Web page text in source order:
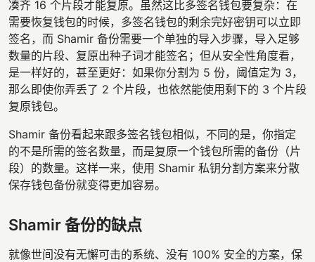
凑齐 16 个片段才能复原。虽然这比多签名钱包要复杂：在
需要恢复钱包的时候，多签名钱包的剩余完好密钥可以立即
签名，而 Shamir 备份需要一个单独的导入步骤，导入足够
数量的片段、复原出种子词才能签名；但从安全性角度看，
是一样好的，甚至更好：如果你分割为 5 份，阈值定为 3，
那么即使你弄丢了 2 个片段，也依然能使用剩下的 3 个片段
复原钱包。
Shamir 备份看起来跟多签名钱包相似，不同的是，你指定
的不是所需的签名数量，而是复原一个钱包所需的备份（片
段）的数量。这样一来，使用 Shamir 私钥分割方案来分散
保存钱包备份就变得更加容易。
Shamir 备份的缺点
就像世间没有无懈可击的系统、没有 100% 安全的方案，保